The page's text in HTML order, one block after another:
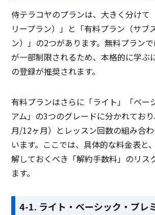
侍テラコヤのプランは、大きく分けて
リープラン）」と「有料プラン（サブ
ン）」の2つがあります。無料プラン
が一部制限されるため、本格的に学ぶ
の登録が推奨されます。
有料プランはさらに「ライト」「ベー
アム」の3つのグレードに分かれてお
月/12ヶ月）とレッスン回数の組み合
います。ここでは、具体的な料金表と
解しておくべき「解約手数料」のリス
ます。
4-1. ライト・ベーシック・プレ